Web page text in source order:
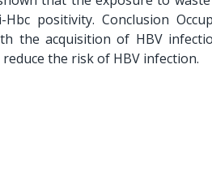
positivity. Conclusion
the acquisition of HBV
the risk of HBV infection.